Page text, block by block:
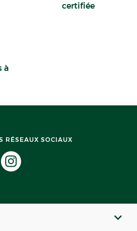
certifiée
à
RÉSEAUX SOCIAUX